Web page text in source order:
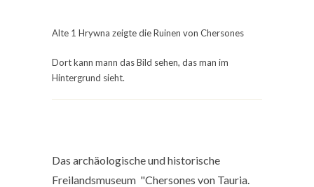
Alte 1 Hrywna zeigte die Ruinen von Chersones
Dort kann mann das Bild sehen, das man im
Hintergrund sieht.
Das archäologische und historische
Freilandsmuseum "Chersones von Tauria.